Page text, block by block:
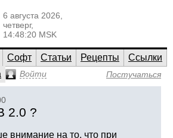
6 августа 2026,
четверг,
14:48:20 MSK
Софт Статьи Рецепты
Ссылки
Войти Постучаться
2.0 ?
внимание на то, что при